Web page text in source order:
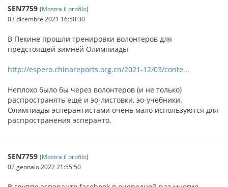
SEN7759 (Mostra il profilo)
03 dicembre 2021 16:50:30
В Пекине прошли тренировки волонтеров для
предстоящей зимней Олимпиады
http://espero.chinareports.org.cn/2021-12/03/conte...
Неплохо было бы через волонтеров (и не только)
распространять ещё и эо-листовки, эо-учебники.
Олимпиады эсперантистами очень мало используются для
распространения эсперанто.
SEN7759 (Mostra il profilo)
02 gennaio 2022 21:55:50